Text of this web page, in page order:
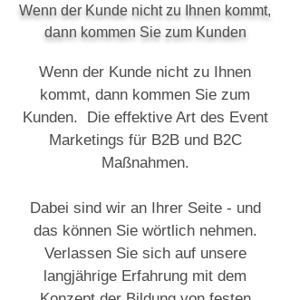
Wenn der Kunde nicht zu Ihnen kommt,
dann kommen Sie zum Kunden
Wenn der Kunde nicht zu Ihnen
kommt, dann kommen Sie zum
Kunden. Die effektive Art des Event
Marketings für B2B und B2C
Maßnahmen.
Dabei sind wir an Ihrer Seite - und
das können Sie wörtlich nehmen.
Verlassen Sie sich auf unsere
langjährige Erfahrung mit dem